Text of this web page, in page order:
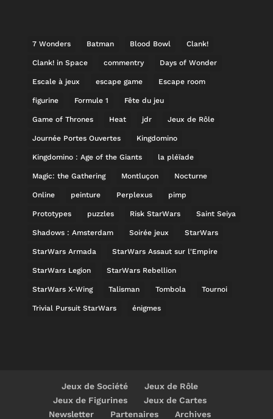
7 Wonders Batman Blood Bowl Clank!
Clank! in Space commentry Days of Wonder
Escale à jeux escape game Escape room
figurine Formule 1 Fête du jeu
Game of Thrones Heat jdr Jeux de Rôle
Journée Portes Ouvertes Kingdomino
Kingdomino : Age of the Giants la pléïade
Magic: the Gathering Montluçon Nocturne
Online peinture Perplexus pimp
Prototypes puzzles Risk StarWars Saint Seiya
Shadows : Amsterdam Soirée jeux StarWars
StarWars Armada StarWars Assaut sur l'Empire
StarWars Legion StarWars Rebellion
StarWars X-Wing Talisman Tombola Tournoi
Trivial Pursuit StarWars énigmes
Jeux de Société
Jeux de Rôle
Jeux de Figurines
Jeux de Cartes
Newsletter
Partenaires Archives